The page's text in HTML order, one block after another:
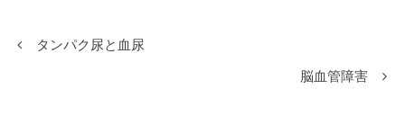
タンパク尿と血尿
脳血管障害